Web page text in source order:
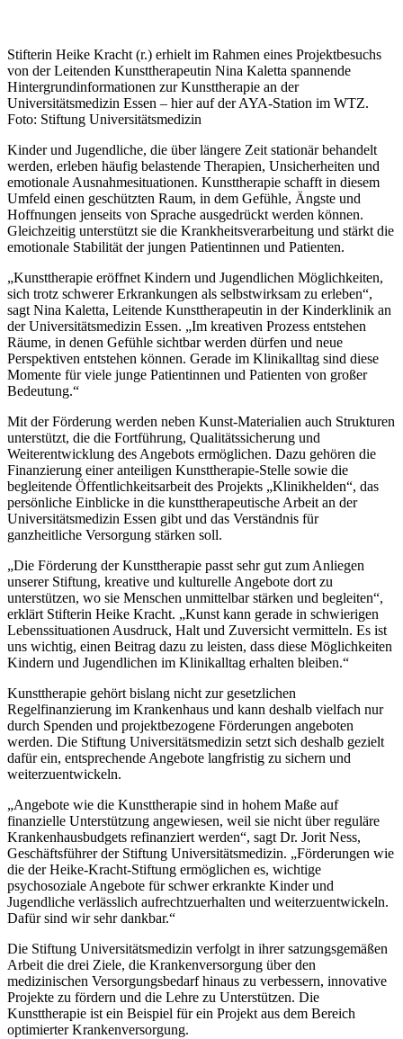
Stifterin Heike Kracht (r.) erhielt im Rahmen eines Projektbesuchs
von der Leitenden Kunsttherapeutin Nina Kaletta spannende
Hintergrundinformationen zur Kunsttherapie an der
Universitätsmedizin Essen – hier auf der AYA-Station im WTZ.
Foto: Stiftung Universitätsmedizin
Kinder und Jugendliche, die über längere Zeit stationär behandelt
werden, erleben häufig belastende Therapien, Unsicherheiten und
emotionale Ausnahmesituationen. Kunsttherapie schafft in diesem
Umfeld einen geschützten Raum, in dem Gefühle, Ängste und
Hoffnungen jenseits von Sprache ausgedrückt werden können.
Gleichzeitig unterstützt sie die Krankheitsverarbeitung und stärkt die
emotionale Stabilität der jungen Patientinnen und Patienten.
„Kunsttherapie eröffnet Kindern und Jugendlichen Möglichkeiten,
sich trotz schwerer Erkrankungen als selbstwirksam zu erleben“,
sagt Nina Kaletta, Leitende Kunsttherapeutin in der Kinderklinik an
der Universitätsmedizin Essen. „Im kreativen Prozess entstehen
Räume, in denen Gefühle sichtbar werden dürfen und neue
Perspektiven entstehen können. Gerade im Klinikalltag sind diese
Momente für viele junge Patientinnen und Patienten von großer
Bedeutung.“
Mit der Förderung werden neben Kunst-Materialien auch Strukturen
unterstützt, die die Fortführung, Qualitätssicherung und
Weiterentwicklung des Angebots ermöglichen. Dazu gehören die
Finanzierung einer anteiligen Kunsttherapie-Stelle sowie die
begleitende Öffentlichkeitsarbeit des Projekts „Klinikhelden“, das
persönliche Einblicke in die kunsttherapeutische Arbeit an der
Universitätsmedizin Essen gibt und das Verständnis für
ganzheitliche Versorgung stärken soll.
„Die Förderung der Kunsttherapie passt sehr gut zum Anliegen
unserer Stiftung, kreative und kulturelle Angebote dort zu
unterstützen, wo sie Menschen unmittelbar stärken und begleiten“,
erklärt Stifterin Heike Kracht. „Kunst kann gerade in schwierigen
Lebenssituationen Ausdruck, Halt und Zuversicht vermitteln. Es ist
uns wichtig, einen Beitrag dazu zu leisten, dass diese Möglichkeiten
Kindern und Jugendlichen im Klinikalltag erhalten bleiben.“
Kunsttherapie gehört bislang nicht zur gesetzlichen
Regelfinanzierung im Krankenhaus und kann deshalb vielfach nur
durch Spenden und projektbezogene Förderungen angeboten
werden. Die Stiftung Universitätsmedizin setzt sich deshalb gezielt
dafür ein, entsprechende Angebote langfristig zu sichern und
weiterzuentwickeln.
„Angebote wie die Kunsttherapie sind in hohem Maße auf
finanzielle Unterstützung angewiesen, weil sie nicht über reguläre
Krankenhausbudgets refinanziert werden“, sagt Dr. Jorit Ness,
Geschäftsführer der Stiftung Universitätsmedizin. „Förderungen wie
die der Heike-Kracht-Stiftung ermöglichen es, wichtige
psychosoziale Angebote für schwer erkrankte Kinder und
Jugendliche verlässlich aufrechtzuerhalten und weiterzuentwickeln.
Dafür sind wir sehr dankbar.“
Die Stiftung Universitätsmedizin verfolgt in ihrer satzungsgemäßen
Arbeit die drei Ziele, die Krankenversorgung über den
medizinischen Versorgungsbedarf hinaus zu verbessern, innovative
Projekte zu fördern und die Lehre zu Unterstützen. Die
Kunsttherapie ist ein Beispiel für ein Projekt aus dem Bereich
optimierter Krankenversorgung.